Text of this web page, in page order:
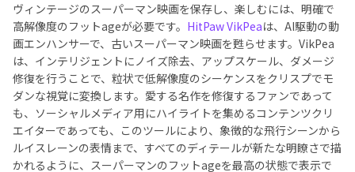
ヴィンテージのスーパーマン映画を保存し、楽しむには、明確で
高解像度のフットageが必要です。 HitPaw VikPeaは、AI駆動の動
画エンハンサーで、古いスーパーマン映画を甦らせます。VikPea
は、インテリジェントにノイズ除去、アップスケール、ダメージ
修復を行うことで、粒状で低解像度のシーケンスをクリスプでモ
ダンな視覚に変換します。愛する名作を修復するファンであって
も、ソーシャルメディア用にハイライトを集めるコンテンツクリ
エイターであっても、このツールにより、象徴的な飛行シーンから
ルイスレーンの表情まで、すべてのディテールが新たな明瞭さで描
かれるように、スーパーマンのフットageを最高の状態で表示で